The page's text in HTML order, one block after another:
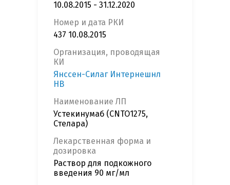
10.08.2015 - 31.12.2020
Номер и дата РКИ
437 10.08.2015
Организация, проводящая
КИ
Янссен-Силаг Интернешнл
НВ
Наименование ЛП
Устекинумаб (CNTO1275,
Стелара)
Лекарственная форма и
дозировка
Раствор для подкожного
введения 90 мг/мл